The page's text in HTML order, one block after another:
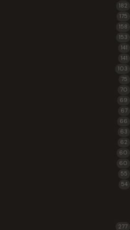
182
175
158
153
141
141
103
75
70
69
67
66
63
62
60
60
55
54
277